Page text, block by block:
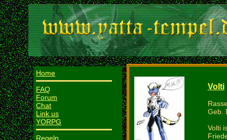
Home
FAQ
Forum
Chat
Link us
YORPG
Regeln
Volti
Geb.
Volti